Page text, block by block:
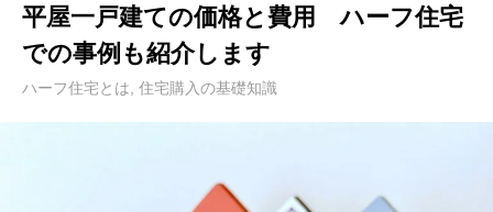
平屋一戸建ての価格と費用 ハーフ住宅
での事例も紹介します
ハーフ住宅とは 住宅購入の基礎知識